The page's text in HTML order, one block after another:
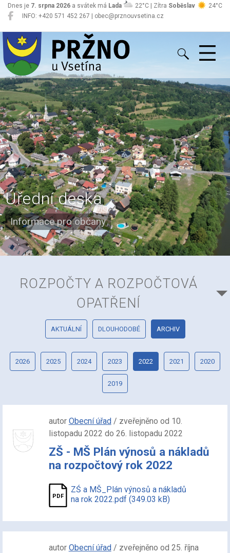
INFO: +420 571 452 267 | obec@prznouvsetina.cz
Dnes je 7. srpna 2026 a svátek má Lada 22°C | Zítra Soběslav 24°C
Pržno
Úřední deska
Informace pro občany
ROZPOČTY A ROZPOČTOVÁ
OPATŘENÍ
AKTUÁLNÍ DLOUHODOBÉ ARCHIV
2026 2025 2024 2023 2022 2021 2020
2019
autor Obecní úřad/ zveřejněno od 10.
listopadu 2022 do 26. listopadu 2022
ZŠ - MŠ Plán výnosů a nákladů
na rozpočtový rok 2022
ZŚ a MŠ_Plán výnosů a nákladů
na rok 2022.pdf (349.03 kB)
autor Obecní úřad/ zveřejněno od 25. října